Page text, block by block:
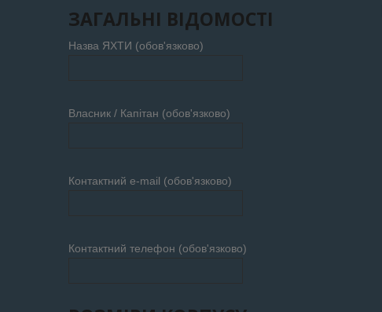
ЗАГАЛЬНІ ВІДОМОСТІ
Назва ЯХТИ (обов'язково)
Власник / Капітан (обов'язково)
Контактний e-mail (обов'язково)
Контактний телефон (обов'язково)